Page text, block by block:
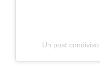
Un post